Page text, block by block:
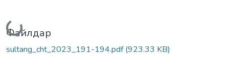
Жүктеу...
Файлдар
sultang_cht_2023_191-194.pdf(923.33 KB)